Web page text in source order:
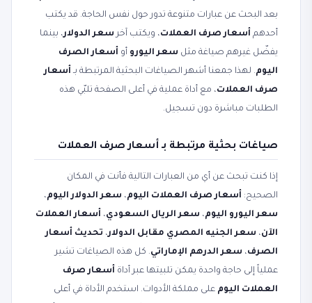
بعد البحث عن عبارات متنوعة تدور حول نفس الحاجة. قد يكتب
أحدهم أسعار صرف العملات، ويكتب آخر سعر الدولار، بينما
يفضّل غيرهم صياغة مثل سعر اليورو أو أسعار الصرف
اليوم. لهذا جمعنا أشهر الصياغات البحثية المرتبطة بـ أسعار
صرف العملات، مع أداة عملية في أعلى الصفحة تلبّي هذه
الطلبات مباشرة دون تسجيل.
صياغات بحثية مرتبطة بـ أسعار صرف العملات
إذا كنت تبحث عن أي من العبارات التالية فأنت في المكان
الصحيح: أسعار صرف العملات اليوم، سعر الدولار اليوم،
سعر اليورو اليوم، سعر الريال السعودي، أسعار العملات
الآن، سعر الجنيه المصري مقابل الدولار، تحديث أسعار
الصرف، سعر الدرهم الإماراتي. كل هذه الصياغات تشير
عملياً إلى حاجة واحدة يمكن تلبيتها عبر أداة أسعار صرف
العملات اليوم على مملكة الأدوات. استخدم الأداة في أعلى